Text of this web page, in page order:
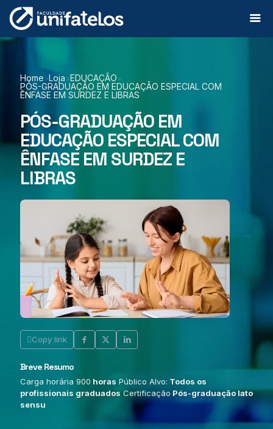
Home>Loja>EDUCAÇÃO>
PÓS-GRADUAÇÃO EM EDUCAÇÃO ESPECIAL COM
ÊNFASE EM SURDEZ E LIBRAS
PÓS-GRADUAÇÃO EM
EDUCAÇÃO ESPECIAL COM
ÊNFASE EM SURDEZ E
LIBRAS
Copy link
Breve Resumo
Carga horária 900 horas Público Alvo: Todos os
profissionais graduadosCertificação Pós-graduação lato
sensu